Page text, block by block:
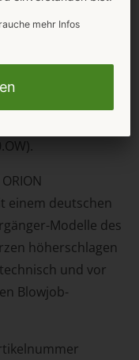
pro
kraftvollen
einem deutschen
Modelle des
höherschlagen
und vor
Blowjob-